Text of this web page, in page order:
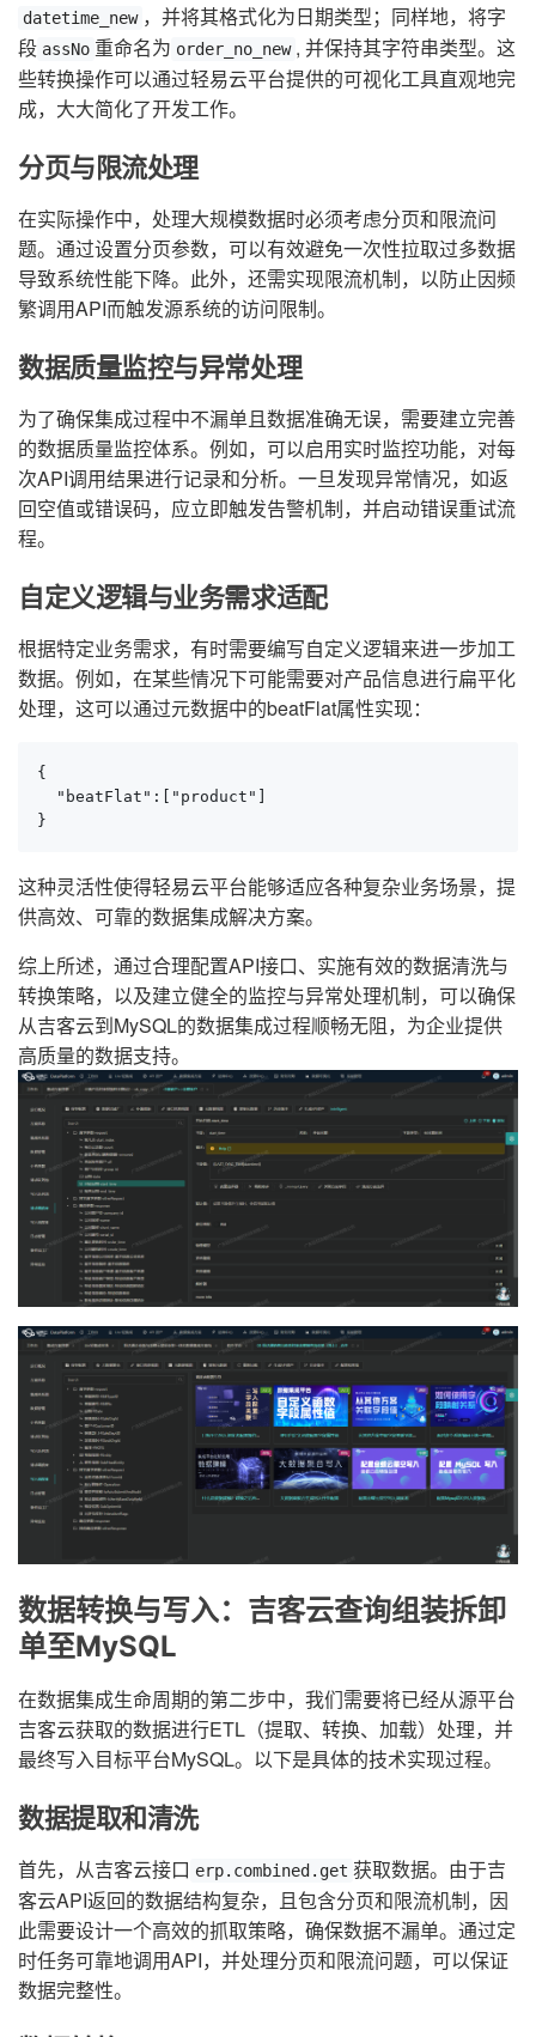
datetime_new ，并将其格式化为日期类型；同样地，将字
段 assNo 重命名为 order_no_new , 并保持其字符串类型。这
些转换操作可以通过轻易云平台提供的可视化工具直观地完
成，大大简化了开发工作。
分页与限流处理
在实际操作中，处理大规模数据时必须考虑分页和限流问
题。通过设置分页参数，可以有效避免一次性拉取过多数据
导致系统性能下降。此外，还需实现限流机制，以防止因频
繁调用API而触发源系统的访问限制。
数据质量监控与异常处理
为了确保集成过程中不漏单且数据准确无误，需要建立完善
的数据质量监控体系。例如，可以启用实时监控功能，对每
次API调用结果进行记录和分析。一旦发现异常情况，如返
回空值或错误码，应立即触发告警机制，并启动错误重试流
程。
自定义逻辑与业务需求适配
根据特定业务需求，有时需要编写自定义逻辑来进一步加工
数据。例如，在某些情况下可能需要对产品信息进行扁平化
处理，这可以通过元数据中的beatFlat属性实现：
{
  "beatFlat":["product"]
}
这种灵活性使得轻易云平台能够适应各种复杂业务场景，提
供高效、可靠的数据集成解决方案。
综上所述，通过合理配置API接口、实施有效的数据清洗与
转换策略，以及建立健全的监控与异常处理机制，可以确保
从吉客云到MySQL的数据集成过程顺畅无阻，为企业提供
高质量的数据支持。
数据转换与写入：吉客云查询组装拆卸
单至MySQL
在数据集成生命周期的第二步中，我们需要将已经从源平台
吉客云获取的数据进行ETL（提取、转换、加载）处理，并
最终写入目标平台MySQL。以下是具体的技术实现过程。
数据提取和清洗
首先，从吉客云接口 erp.combined.get 获取数据。由于吉
客云API返回的数据结构复杂，且包含分页和限流机制，因
此需要设计一个高效的抓取策略，确保数据不漏单。通过定
时任务可靠地调用API，并处理分页和限流问题，可以保证
数据完整性。